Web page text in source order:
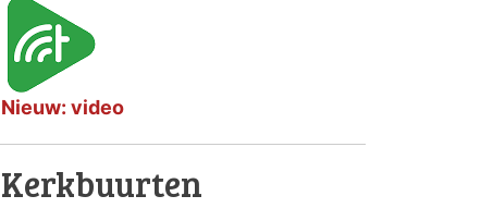
Nieuw: video
Kerkbuurten